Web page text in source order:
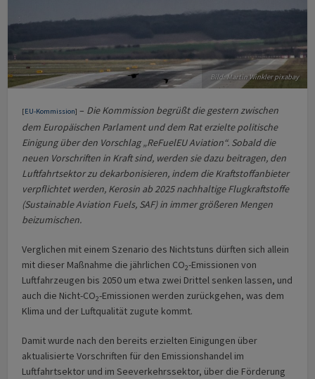
Bild: Martin Winkler pixabay
[EU-Kommission] – Die Kommission begrüßt die gestern zwischen
dem Europäischen Parlament und dem Rat erzielte politische
Einigung über den Vorschlag „ReFuelEU Aviation“. Sobald die
neuen Vorschriften in Kraft sind, werden sie dazu beitragen, den
Luftfahrtsektor zu dekarbonisieren, indem die Kraftstoffanbieter
verpflichtet werden, Kerosin ab 2025 nachhaltige Flugkraftstoffe
(Sustainable Aviation Fuels, SAF) in immer größeren Mengen
beizumischen.
Verglichen mit einem Szenario des Nichtstuns dürften sich allein
mit dieser Maßnahme die jährlichen CO2-Emissionen von
Luftfahrzeugen bis 2050 um etwa zwei Drittel senken lassen, und
auch die Nicht-CO2-Emissionen werden zurückgehen, was dem
Klima und der Luftqualität zugute kommt.
Damit wurde nach den bereits erzielten Einigungen über
aktualisierte Vorschriften für den Emissionshandel im
Luftfahrtsektor und im Seeverkehrssektor, über die Förderung